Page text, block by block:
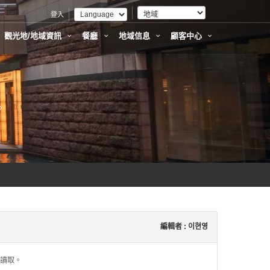
登入
觀光地/地域資訊 餐廳 地域信息 顧客中心
編輯者 : 이현영
取。